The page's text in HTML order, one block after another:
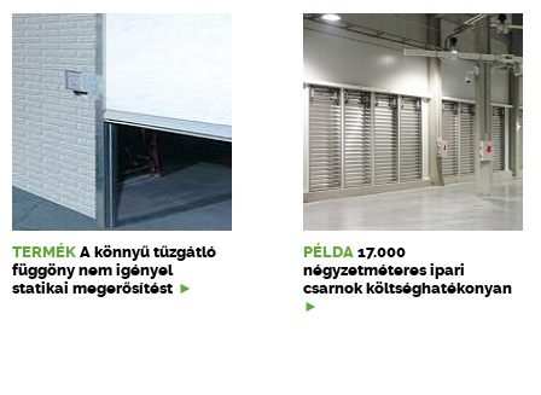
TERMÉK A könnyű tűzgátló
függöny nem igényel
statikai megerősítést
PÉLDA 17.000
négyzetméteres ipari
csarnok költséghatékonyan